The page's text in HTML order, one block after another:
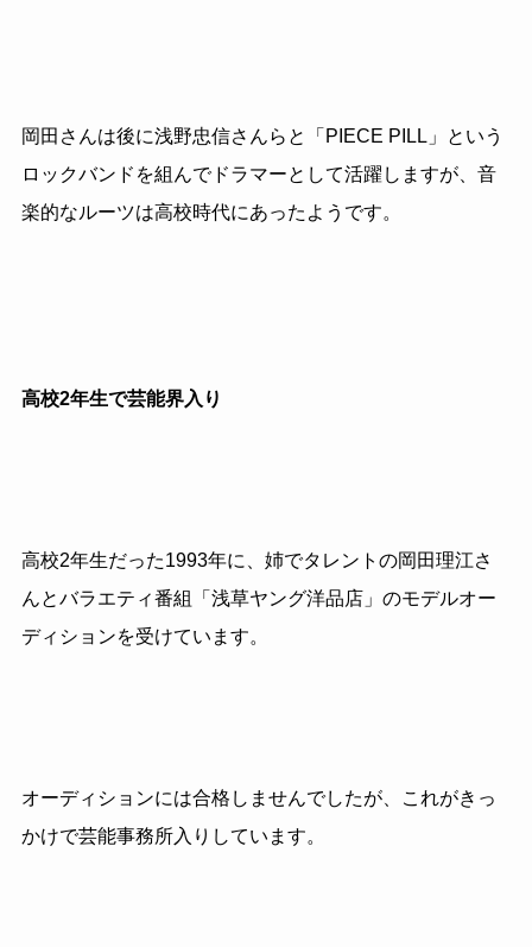
岡田さんは後に浅野忠信さんらと「 PIECE PILL 」という
ロックバンドを組んでドラマーとして活躍しますが、音
楽的なルーツは高校時代にあったようです。
高校2年生で芸能界入り
高校2年生だった1993年に、姉でタレントの岡田理江さ
んとバラエティ番組「浅草ヤング洋品店」のモデルオー
ディションを受けています。
オーディションには合格しませんでしたが、これがきっ
かけで芸能事務所入りしています。